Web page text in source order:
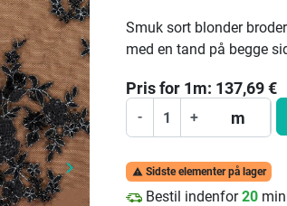
Næste
keyboard_arrow_right
Smuk sort blonder
med en tand på begge
Pris for 1m: 137,69€
- + m
 Sidste elementer på lager
Bestil indenfor20